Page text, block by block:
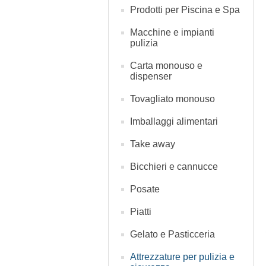
Prodotti per Piscina e Spa
Macchine e impianti
pulizia
Carta monouso e
dispenser
Tovagliato monouso
Imballaggi alimentari
Take away
Bicchieri e cannucce
Posate
Piatti
Gelato e Pasticceria
Attrezzature per pulizia e